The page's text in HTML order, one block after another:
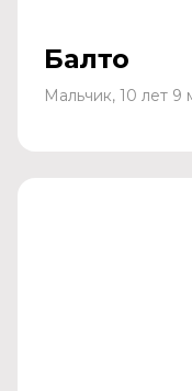
Балто
Мальчик, 10 лет